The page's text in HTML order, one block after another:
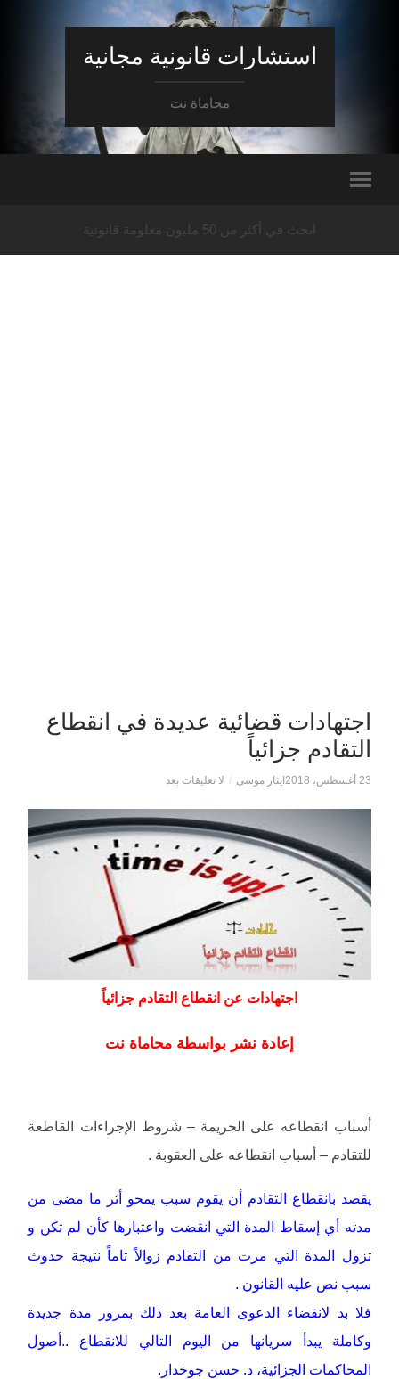
استشارات قانونية مجانية
محاماة نت
ابحث في أكثر من 50 مليون معلومة قانونية
اجتهادات قضائية عديدة في انقطاع
التقادم جزائياً
23 أغسطس، 2018 ايثار موسى / لا تعليقات بعد
اجتهادات عن انقطاع التقادم جزائياً
إعادة نشر بواسطة محاماة نت
أسباب انقطاعه على الجريمة – شروط الإجراءات القاطعة
للتقادم – أسباب انقطاعه على العقوبة .
يقصد بانقطاع التقادم أن يقوم سبب يمحو أثر ما مضى من
مدته أي إسقاط المدة التي انقضت واعتبارها كأن لم تكن و
تزول المدة التي مرت من التقادم زوالاً تاماً نتيجة حدوث
سبب نص عليه القانون .
فلا بد لانقضاء الدعوى العامة بعد ذلك بمرور مدة جديدة
وكاملة يبدأ سريانها من اليوم التالي للانقطاع ..أصول
المحاكمات الجزائية، د. حسن جوخدار.